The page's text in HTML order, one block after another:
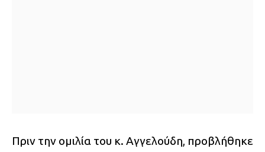
Πριν την ομιλία του κ. Αγγελούδη, προβλήθηκε